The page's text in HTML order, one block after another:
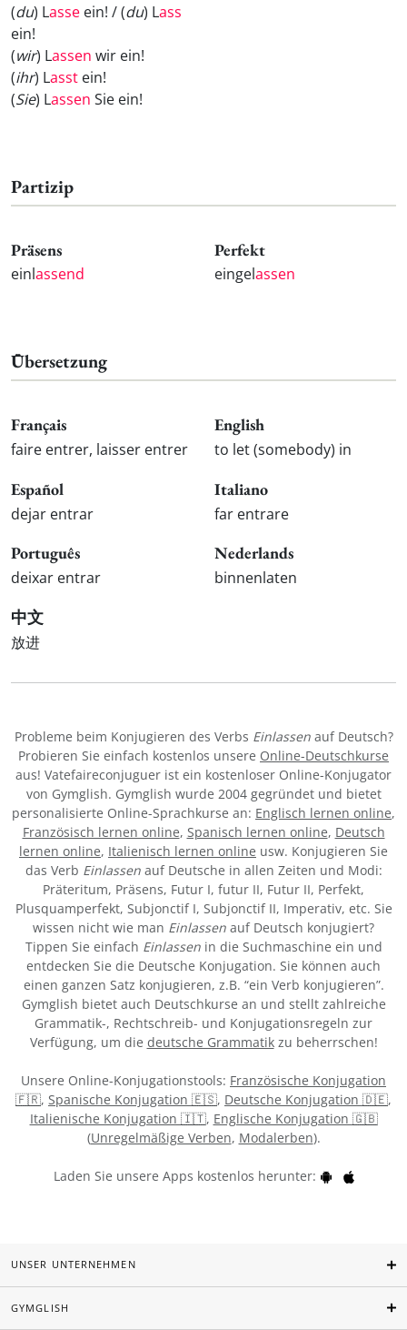
(du) Lasse ein! / (du) Lass
ein!
(wir) Lassen wir ein!
(ihr) Lasst ein!
(Sie) Lassen Sie ein!
Partizip
Präsens
einlassend
Perfekt
eingelassen
Übersetzung
Français
faire entrer, laisser entrer
English
to let (somebody) in
Español
dejar entrar
Italiano
far entrare
Português
deixar entrar
Nederlands
binnenlaten
中文
放进
Probleme beim Konjugieren des Verbs Einlassenauf Deutsch?
Probieren Sie einfach kostenlos unsere Online-Deutschkurse
aus! Vatefaireconjuguer ist ein kostenloser Online-Konjugator
von Gymglish. Gymglish wurde 2004 gegründet und bietet
personalisierte Online-Sprachkurse an: Englisch lernen online,
Französisch lernen online, Spanisch lernen online, Deutsch
lernen online, Italienisch lernen online usw. Konjugieren Sie
das Verb Einlassenauf Deutsche in allen Zeiten und Modi:
Präteritum, Präsens, Futur I, futur II, Futur II, Perfekt,
Plusquamperfekt, Subjonctif I, Subjonctif II, Imperativ, etc. Sie
wissen nicht wie man Einlassen auf Deutsch konjugiert?
Tippen Sie einfach Einlassenin die Suchmaschine ein und
entdecken Sie die Deutsche Konjugation. Sie können auch
einen ganzen Satz konjugieren, z.B. “ein Verb konjugieren”.
Gymglish bietet auch Deutschkurse an und stellt zahlreiche
Grammatik-, Rechtschreib- und Konjugationsregeln zur
Verfügung, um die deutsche Grammatikzu beherrschen!
Unsere Online-Konjugationstools: Französische Konjugation
🇫🇷, Spanische Konjugation 🇪🇸, Deutsche Konjugation 🇩🇪,
Italienische Konjugation 🇮🇹, Englische Konjugation 🇬🇧
(Unregelmäßige Verben, Modalerben).
Laden Sie unsere Apps kostenlos herunter:
UNSER UNTERNEHMEN
GYMGLISH